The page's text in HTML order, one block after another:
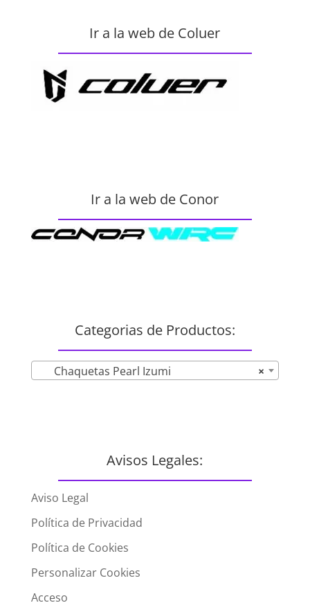
Ir a la web de Coluer
Ir a la web de Conor
Categorias de Productos:
×
Chaquetas Pearl Izumi
Avisos Legales:
Aviso Legal
Política de Privacidad
Política de Cookies
Personalizar Cookies
Acceso